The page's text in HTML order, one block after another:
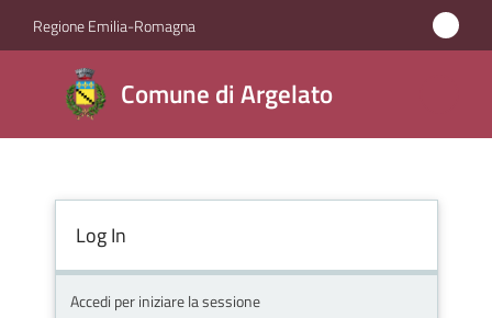
Vai al contenuto
Vai alla navigazione
Vai al footer
Regione Emilia-Romagna
Comune di Argelato
Comune
di
Argelato
Amministrazione
Novità
Log In
Accedi per iniziare la sessione